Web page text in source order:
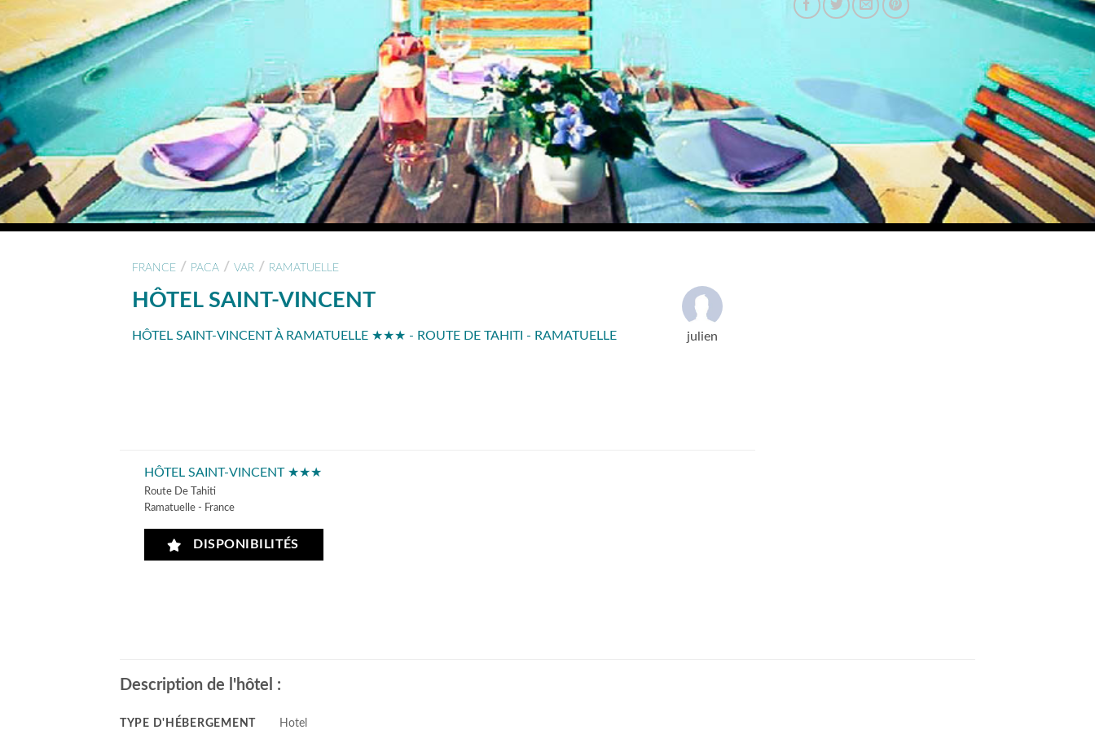
FRANCE / PACA / VAR / RAMATUELLE
HÔTEL SAINT-VINCENT
HÔTEL SAINT-VINCENT À RAMATUELLE ★★★ - ROUTE DE TAHITI - RAMATUELLE julien
HÔTEL SAINT-VINCENT ★★★
Route De Tahiti
Ramatuelle - France
DISPONIBILITÉS
Description de l'hôtel :
TYPE D'HÉBERGEMENT Hotel